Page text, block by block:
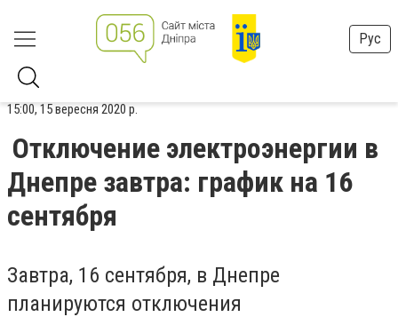
Рус
15:00, 15 вересня 2020 р.
Отключение электроэнергии в
Днепре завтра: график на 16
сентября
Завтра, 16 сентября, в Днепре
планируются отключения